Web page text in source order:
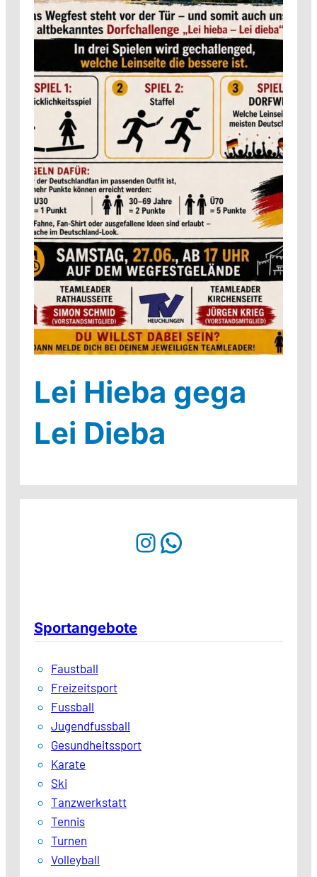
Lei Hieba gega
Lei Dieba
Instagram WhatsApp
Sportangebote
Faustball
Freizeitsport
Fussball
Jugendfussball
Gesundheitssport
Karate
Ski
Tanzwerkstatt
Tennis
Turnen
Volleyball